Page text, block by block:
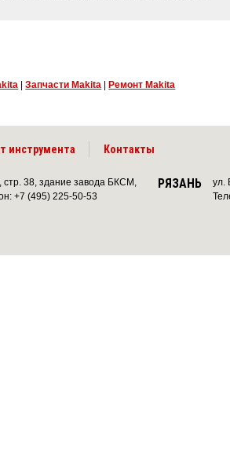
|Запчасти Makita Ремонт Makita
инструмента Контакты
стр. 38, здание завода БКСМ,
+7 (495) 225-50-53
РЯЗАНЬ
ул.